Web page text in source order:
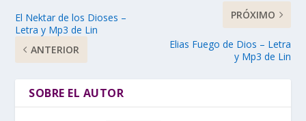
El Nektar de los Dioses –
Letra y Mp3 de Lin
ANTERIOR
PRÓXIMO
Elias Fuego de Dios – Letra
y Mp3 de Lin
SOBRE EL AUTOR